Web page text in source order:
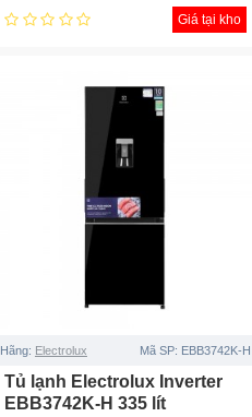
Giá tại kho
Hãng: Electrolux Mã SP: EBB3742K-H
Tủ lạnh Electrolux Inverter
EBB3742K-H 335 lít